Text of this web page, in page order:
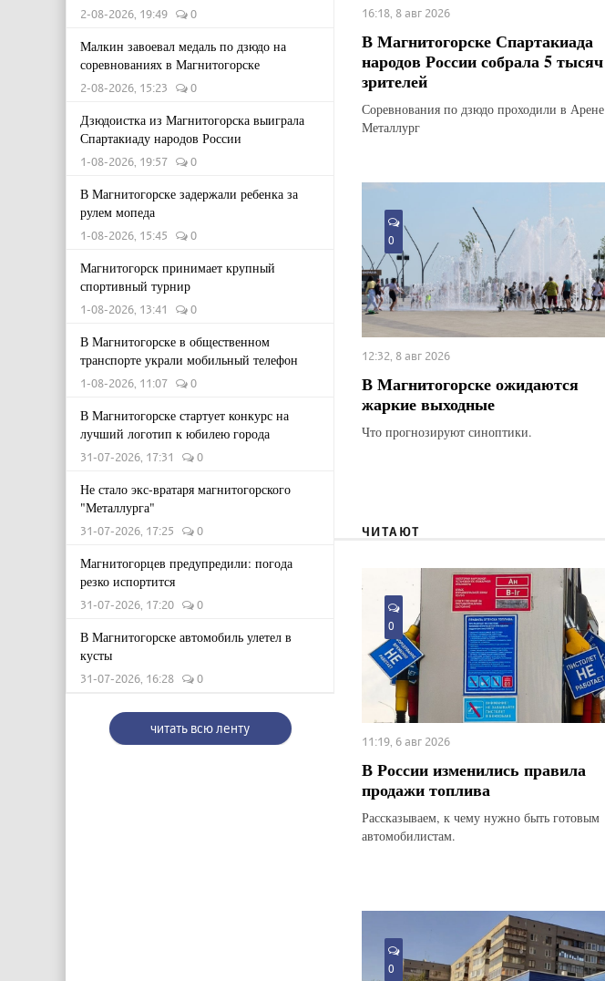
2-08-2026, 19:49 0
Малкин завоевал медаль по дзюдо на
соревнованиях в Магнитогорске
2-08-2026, 15:23 0
Дзюдоистка из Магнитогорска выиграла
Спартакиаду народов России
1-08-2026, 19:57 0
В Магнитогорске задержали ребенка за
рулем мопеда
1-08-2026, 15:45 0
Магнитогорск принимает крупный
спортивный турнир
1-08-2026, 13:41 0
В Магнитогорске в общественном
транспорте украли мобильный телефон
1-08-2026, 11:07 0
В Магнитогорске стартует конкурс на
лучший логотип к юбилею города
31-07-2026, 17:31 0
Не стало экс-вратаря магнитогорского
"Металлурга"
31-07-2026, 17:25 0
Магнитогорцев предупредили: погода
резко испортится
31-07-2026, 17:20 0
В Магнитогорске автомобиль улетел в
кусты
31-07-2026, 16:28 0
читать всю ленту
16:18, 8 авг 2026
В Магнитогорске Спартакиада
народов России собрала 5 тысяч
зрителей
Соревнования по дзюдо проходили в Арене
Металлург
0
12:32, 8 авг 2026
В Магнитогорске ожидаются
жаркие выходные
Что прогнозируют синоптики.
ЧИТАЮТ
0
11:19, 6 авг 2026
В России изменились правила
продажи топлива
Рассказываем, к чему нужно быть готовым
автомобилистам.
0